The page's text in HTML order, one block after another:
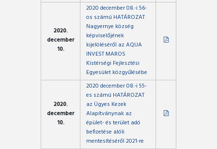
2020.
december
10.
2020 december 08.-i 56-
os számú HATÁROZAT
Nagyernye község
képviselőjének
kijelöléséről az AQUA
INVEST MAROS
Kistérségi Fejlesztési
Egyesület közgyűlésébe
2020.
december
10.
2020 december 08.-i 55-
es számú HATÁROZAT
az Ügyes Kezek
Alapítványnak az
épület- és terület adó
befizetése alóli
mentesítéséről 2021-re